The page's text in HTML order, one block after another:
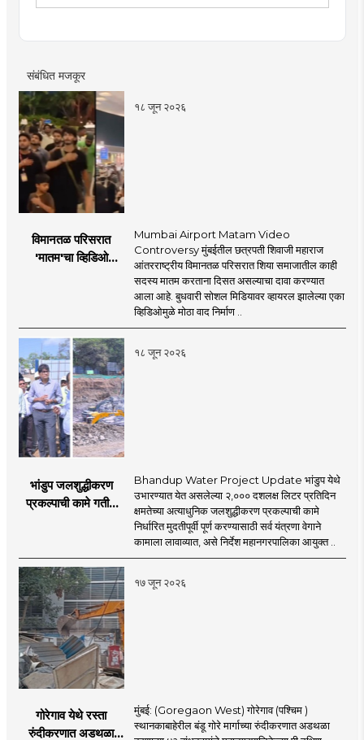
राजकारण या विषयात विशेष रस. हस्तकला, संगीत आणि कविता
संबंधित मजकूर
१८ जून २०२६
विमानतळ परिसरात
'मातम'चा व्हिडिओ
Mumbai Airport Matam Video
Controversy मुंबईतील छत्रपती शिवाजी महाराज
आंतरराष्ट्रीय विमानतळ परिसरात शिया समाजातील काही
सदस्य मातम करताना दिसत असल्याचा दावा करण्यात
आला आहे. बुधवारी सोशल मिडियावर व्हायरल झालेल्या एका
व्हिडिओमुळे मोठा वाद निर्माण ..
१८ जून २०२६
भांडुप जलशुद्धीकरण
प्रकल्पाची कामे गतीने
Bhandup Water Project Update भांडुप येथे
उभारण्यात येत असलेल्या २,००० दशलक्ष लिटर प्रतिदिन
क्षमतेच्या अत्याधुनिक जलशुद्धीकरण प्रकल्पाची कामे
निर्धारित मुदतीपूर्वी पूर्ण करण्यासाठी सर्व यंत्रणा वेगाने
कामाला लावाव्यात, असे निर्देश महानगरपालिका आयुक्त ..
१७ जून २०२६
गोरेगाव येथे रस्ता
रुंदीकरणात अडथळा
मुंबई: (Goregaon West) गोरेगाव (पश्चिम )
स्थानकाबाहेरील बंडू गोरे मार्गाच्या रुंदीकरणात अडथळा